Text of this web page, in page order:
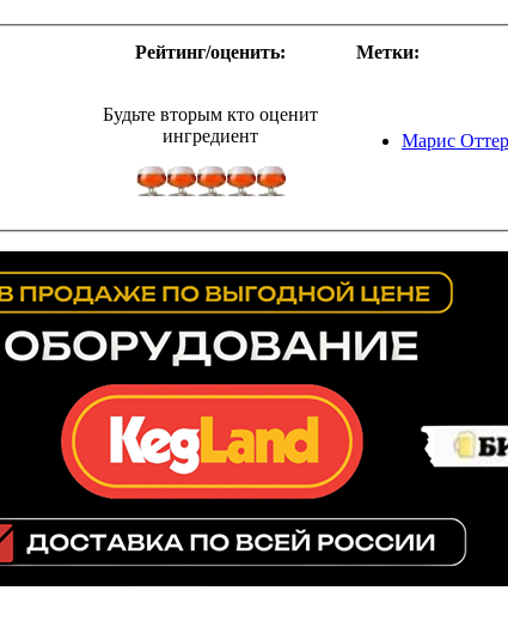
Рейтинг/оценить: Метки:
Будьте вторым кто оценит
ингредиент
Марис Оттер